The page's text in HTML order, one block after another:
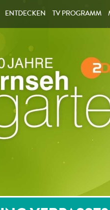
ENTDECKEN TV PROGRAMM